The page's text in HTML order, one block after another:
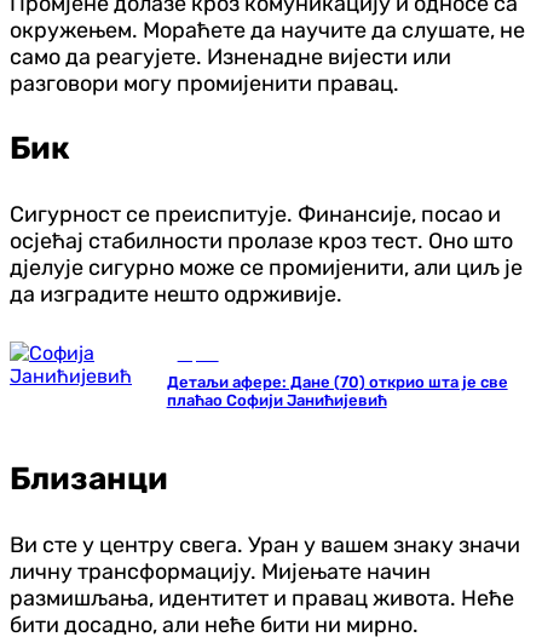
окружењем. Мораћете да научите да слушате, не
само да реагујете. Изненадне вијести или
разговори могу промијенити правац.
Бик
Сигурност се преиспитује. Финансије, посао и
осјећај стабилности пролазе кроз тест. Оно што
дјелује сигурно може се промијенити, али циљ је
да изградите нешто одрживије.
Детаљи афере: Дане (70) открио шта је све
плаћао Софији Јанићијевић
Близанци
Ви сте у центру свега. Уран у вашем знаку значи
личну трансформацију. Мијењате начин
размишљања, идентитет и правац живота. Неће
бити досадно, али неће бити ни мирно.